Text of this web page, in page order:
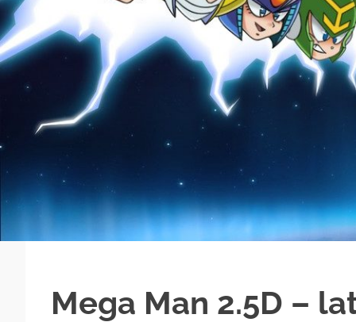
Mega Man 2.5D –